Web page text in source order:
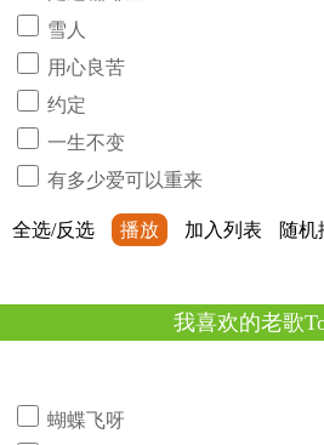
雪人
用心良苦
约定
一生不变
有多少爱可以重来
全选/反选 播放 加入列表 随机
我喜欢的老歌
蝴蝶飞呀